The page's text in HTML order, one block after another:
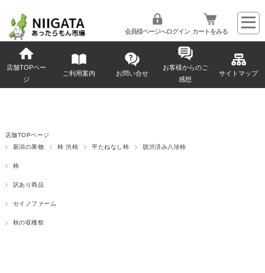
会員様ページへログイン カートをみる
店舗TOPペー
ジ
ご利用案内 お問い合せ
お客様からのご
感想
サイトマップ
店舗TOPページ
新潟の果物
柿 渋柿 平たねなし柿 脱渋済み八珍柿
柿
訳あり商品
セイノファーム
秋の収穫祭